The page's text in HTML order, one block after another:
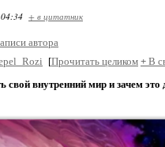
04:34 + в цитатник
автора
[Прочитать целиком + В
свой внутренний мир и зачем это